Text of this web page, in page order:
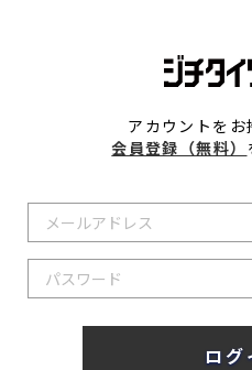
アカウントを
会員登録（無料）